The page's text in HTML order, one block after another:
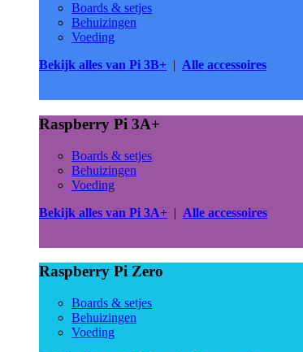
Boards & setjes
Behuizingen
Voeding
Bekijk alles van Pi 3B+ | Alle accessoires
Raspberry Pi 3A+
Boards & setjes
Behuizingen
Voeding
Bekijk alles van Pi 3A+ | Alle accessoires
Raspberry Pi Zero
Boards & setjes
Behuizingen
Voeding